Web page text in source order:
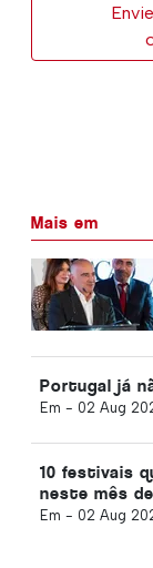
Mais em
Portugal já
Em - 02 Aug
10 festivais
neste mês
Em - 02 Aug